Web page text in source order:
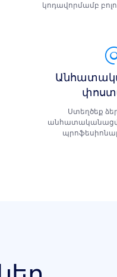
կոդավորմամբ
Ստեղծեք